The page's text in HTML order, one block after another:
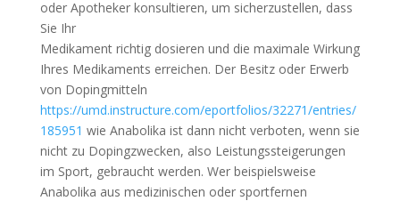
oder Apotheker konsultieren, um sicherzustellen, dass
Sie Ihr
Medikament richtig dosieren und die maximale Wirkung
Ihres Medikaments erreichen. Der Besitz oder Erwerb
von Dopingmitteln
https://umd.instructure.com/eportfolios/32271/entries/
185951 wie Anabolika ist dann nicht verboten, wenn sie
nicht zu Dopingzwecken, also Leistungssteigerungen
im Sport, gebraucht werden. Wer beispielsweise
Anabolika aus medizinischen oder sportfernen